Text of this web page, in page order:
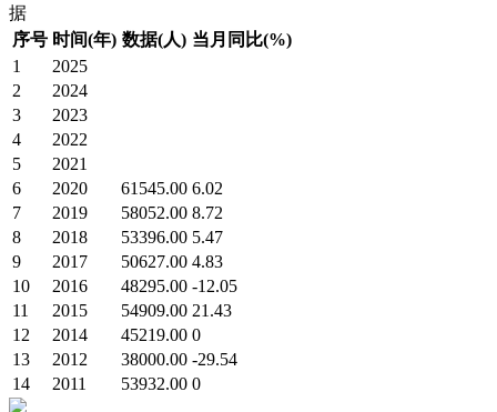
据
序号 时间(年) 数据(人) 当月同比(%)
1
2025
2
2024
3
2023
4
2022
5
2021
6
2020 61545.00 6.02
7
2019 58052.00 8.72
8
2018 53396.00 5.47
9
2017 50627.00 4.83
10
2016 48295.00 -12.05
11
2015 54909.00 21.43
12
2014 45219.00 0
13
2012 38000.00 -29.54
14
2011 53932.00 0